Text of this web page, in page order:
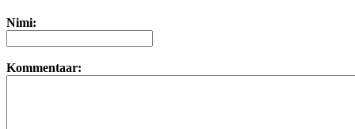
Nimi:
Kommentaar: